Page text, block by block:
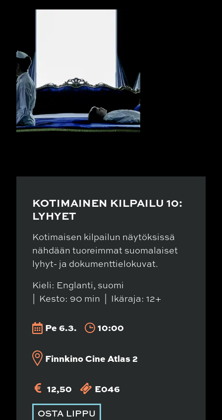
KOTIMAINEN KILPAILU 10:
LYHYET
Kotimaisen kilpailun näytöksissä
nähdään tuoreimmat suomalaiset
lyhyt- ja dokumenttielokuvat.
Kieli: Englanti, suomi
Kesto: 90 min
Ikäraja: 12+
Pe 6.3. 10:00
Finnkino Cine Atlas 2
12,50 E046
OSTA LIPPU